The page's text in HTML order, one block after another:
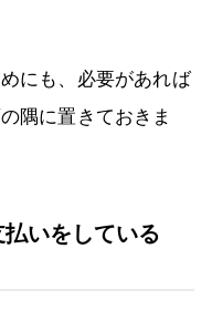
にも、必要があれば
隅に置きておきま
いをしている